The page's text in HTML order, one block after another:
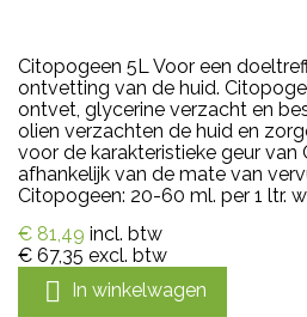
Citopogeen 5L Voor een
ontvetting van de huid.
ontvet, glycerine verzacht en
olien verzachten de huid en
voor de karakteristieke geur van
afhankelijk van de mate van
Citopogeen: 20-60 ml. per 1 ltr.
€ 81,49 incl. btw
€ 67,35 excl. btw
 In winkelwagen